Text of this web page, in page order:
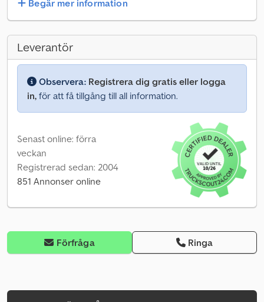
Begär mer information
Leverantör
Observera: Registrera dig gratis eller logga
in, för att få tillgång till all information.
Senast online: förra
veckan
Registrerad sedan: 2004
851 Annonser online
Förfråga Ringa